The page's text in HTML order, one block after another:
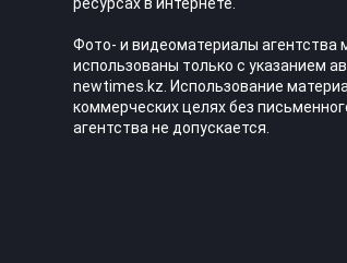
Фото- и видеоматериалы агентства
использованы только с указанием
newtimes.kz. Использование
коммерческих целях без
агентства не допускается.